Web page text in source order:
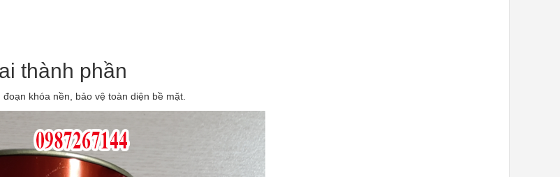
thành phần
khóa nền, bảo vệ toàn diện bề mặt.